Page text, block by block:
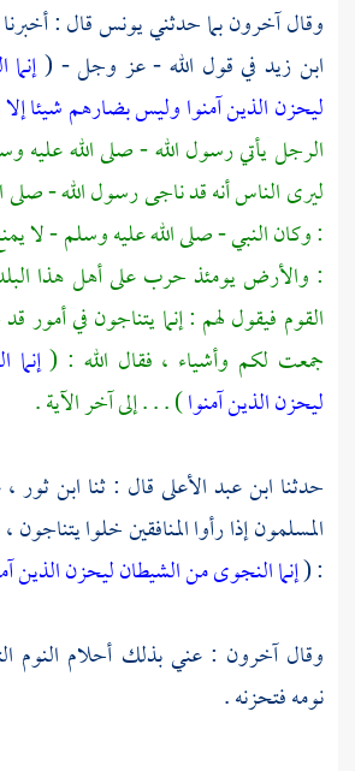
وقال آخرون بما حدثنييونسقال : أخبرنا
ابن زيد في قول الله - عز وجل - (
ليحزن الذين آمنوا وليس بضارهم شيئا إلا
الرجل يأتي رسول الله - صلى الله عليه
ليرى الناس أنه قد ناجى رسول الله - صلى
: وكان النبي - صلى الله عليه وسلم - لا
: والأرض يومئذ حرب على أهل هذا
القوم فيقول لهم : إنما يتناجون في
جمعت لكم وأشياء ، فقال الله : (
ليحزن الذين آمنوا) . . . إلى آخر الآية .
حدثنا ابن عبد الأعلىقال : ثنا ابن ثور
المسلمون إذا رأوا المنافقين خلوا
: (إنما النجوى من الشيطان ليحزن الذين
وقال آخرون : عني بذلك أحلام النوم
نومه فتحزنه .